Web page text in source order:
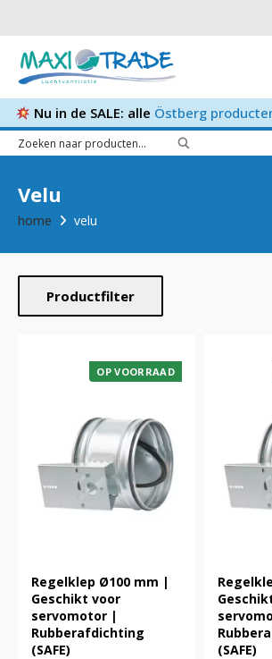
Nu in de SALE: alle Östberg
Velu
home velu
Productfilter
OP VOORRAAD
Regelklep Ø100 mm |
Geschikt voor
servomotor |
Rubberafdichting
(SAFE)
(SAFE)